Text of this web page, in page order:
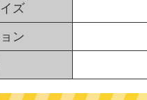
ズ
ン